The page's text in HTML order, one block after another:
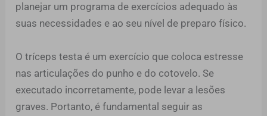
planejar um programa de exercícios adequado às
suas necessidades e ao seu nível de preparo físico.
O tríceps testa é um exercício que coloca estresse
nas articulações do punho e do cotovelo. Se
executado incorretamente, pode levar a lesões
graves. Portanto, é fundamental seguir as